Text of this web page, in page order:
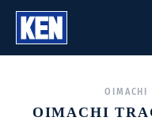
OIMACHI
OIMACHI